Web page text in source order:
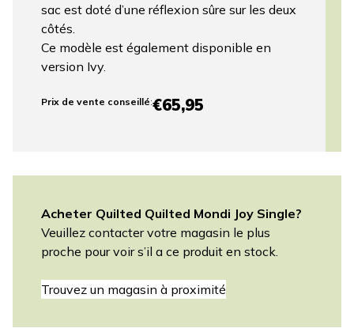
sac est doté d’une réflexion sûre sur les deux
côtés.
Ce modèle est également disponible en
version Ivy.
Prix ​​de vente conseillé:€65,95
Acheter Quilted Quilted Mondi Joy Single?
Veuillez contacter votre magasin le plus
proche pour voir s’il a ce produit en stock.
Trouvez un magasin à proximité